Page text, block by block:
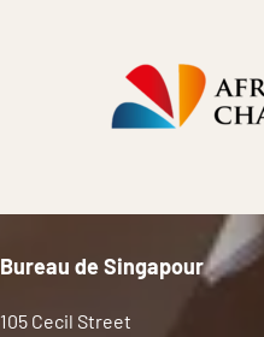
Bureau de Singapour
105 Cecil Street